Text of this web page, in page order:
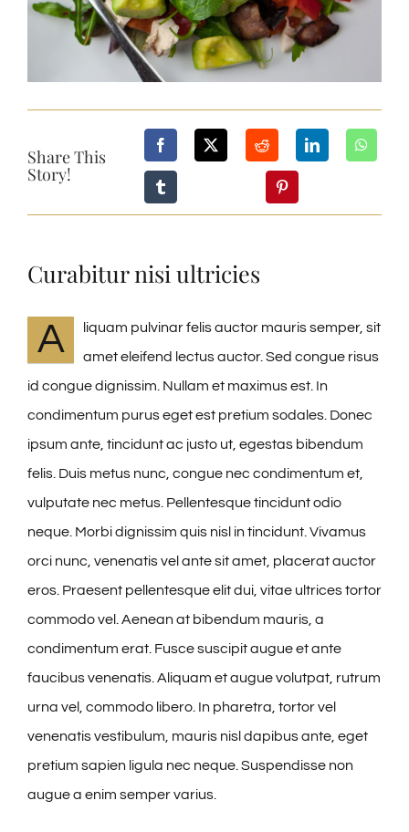
Share This
Story!
Curabitur nisi ultricies
A
liquam pulvinar felis auctor mauris semper, sit
amet eleifend lectus auctor. Sed congue risus
id congue dignissim. Nullam et maximus est. In
condimentum purus eget est pretium sodales. Donec
ipsum ante, tincidunt ac justo ut, egestas bibendum
felis. Duis metus nunc, congue nec condimentum et,
vulputate nec metus. Pellentesque tincidunt odio
neque. Morbi dignissim quis nisl in tincidunt. Vivamus
orci nunc, venenatis vel ante sit amet, placerat auctor
eros. Praesent pellentesque elit dui, vitae ultrices tortor
commodo vel. Aenean at bibendum mauris, a
condimentum erat. Fusce suscipit augue et ante
faucibus venenatis. Aliquam et augue volutpat, rutrum
urna vel, commodo libero. In pharetra, tortor vel
venenatis vestibulum, mauris nisl dapibus ante, eget
pretium sapien ligula nec neque. Suspendisse non
augue a enim semper varius.